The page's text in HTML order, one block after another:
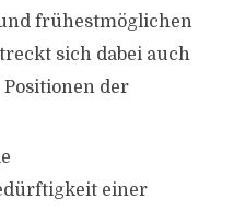
frühestmöglichen
sich dabei auch
der
einer